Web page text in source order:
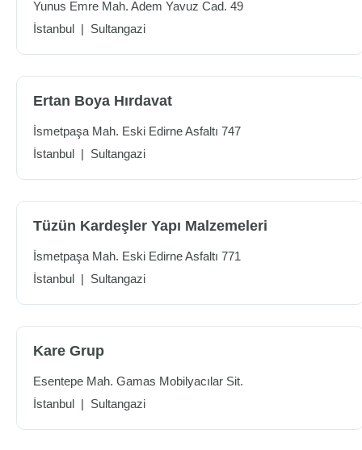
Yunus Emre Mah. Adem Yavuz Cad. 49
İstanbul | Sultangazi
Ertan Boya Hırdavat
İsmetpaşa Mah. Eski Edirne Asfaltı 747
İstanbul | Sultangazi
Tüzün Kardeşler Yapı Malzemeleri
İsmetpaşa Mah. Eski Edirne Asfaltı 771
İstanbul | Sultangazi
Kare Grup
Esentepe Mah. Gamas Mobilyacılar Sit.
İstanbul | Sultangazi